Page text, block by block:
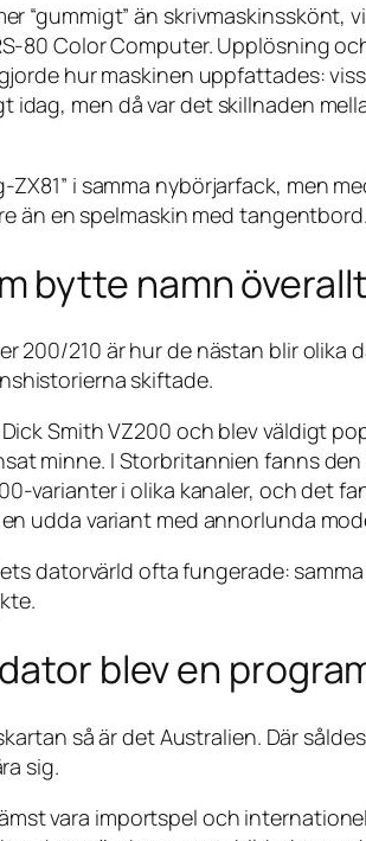
“gummigt” än skrivmaskinsskönt,
80 Color Computer. Upplösning
hur maskinen uppfattades:
men då var det skillnaden
i samma nybörjarfack, men
än en spelmaskin med tangentbord.
bytte namn överallt
200/210 är hur de nästan blir
skiftade.
Smith VZ200 och blev väldigt
minne. I Storbritannien fanns
varianter i olika kanaler, och det
udda variant med annorlunda
datorvärld ofta fungerade:
blev en
så är det Australien. Där
sig.
vara importspel och